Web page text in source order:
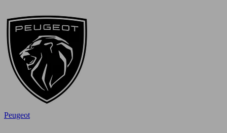
Peugeot